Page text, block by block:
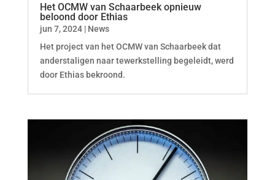
Het OCMW van Schaarbeek opnieuw
beloond door Ethias
jun 7, 2024| News
Het project van het OCMW van Schaarbeek dat
anderstaligen naar tewerkstelling begeleidt, werd
door Ethias bekroond.